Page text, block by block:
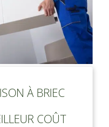
À BRIEC
COÛT